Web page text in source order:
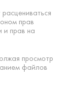
прав
и прав на
просмотр
файлов